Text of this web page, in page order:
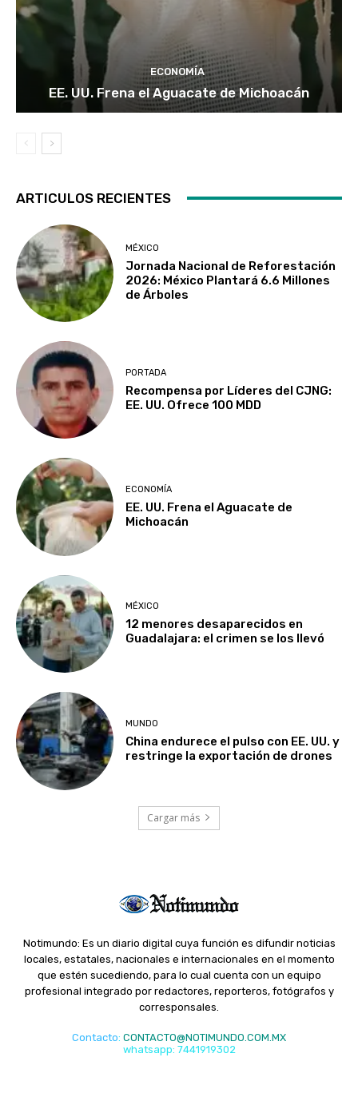
ECONOMÍA
EE. UU. Frena el Aguacate de Michoacán
ARTICULOS RECIENTES
MÉXICO
Jornada Nacional de Reforestación
2026: México Plantará 6.6 Millones
de Árboles
PORTADA
Recompensa por Líderes del CJNG:
EE. UU. Ofrece 100 MDD
ECONOMÍA
EE. UU. Frena el Aguacate de
Michoacán
MÉXICO
12 menores desaparecidos en
Guadalajara: el crimen se los llevó
MUNDO
China endurece el pulso con EE. UU. y
restringe la exportación de drones
Cargar más
Notimundo: Es un diario digital cuya función es difundir noticias
locales, estatales, nacionales e internacionales en el momento
que estén sucediendo, para lo cual cuenta con un equipo
profesional integrado por redactores, reporteros, fotógrafos y
corresponsales.
Contacto: CONTACTO@NOTIMUNDO.COM.MX
whatsapp: 7441919302